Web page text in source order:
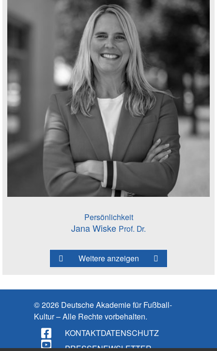
Persönlichkeit
Jana Wiske Prof. Dr.
Weitere anzeigen
© 2026 Deutsche Akademie für Fußball-
Kultur – Alle Rechte vorbehalten.
KONTAKTDATENSCHUTZ
PRESSENEWSLETTER